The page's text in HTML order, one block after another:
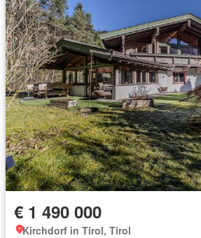
€ 1 490 000
Kirchdorf in Tirol, Tirol